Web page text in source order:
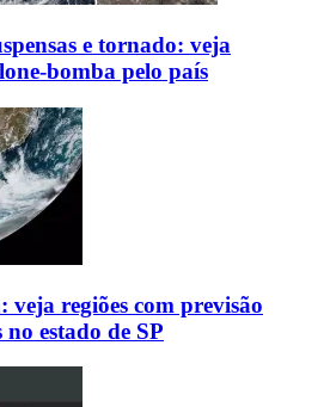
e tornado: veja
bomba pelo país
veja regiões com previsão
estado de SP